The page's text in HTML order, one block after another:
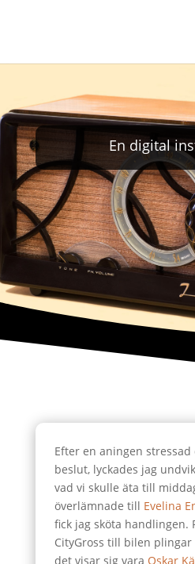
En digital
Efter en aningen stressad
beslut, lyckades jag
vad vi skulle äta till
överlämnade till Evelina
fick jag sköta handlingen.
CityGross till bilen
det visar sig vara Oskar